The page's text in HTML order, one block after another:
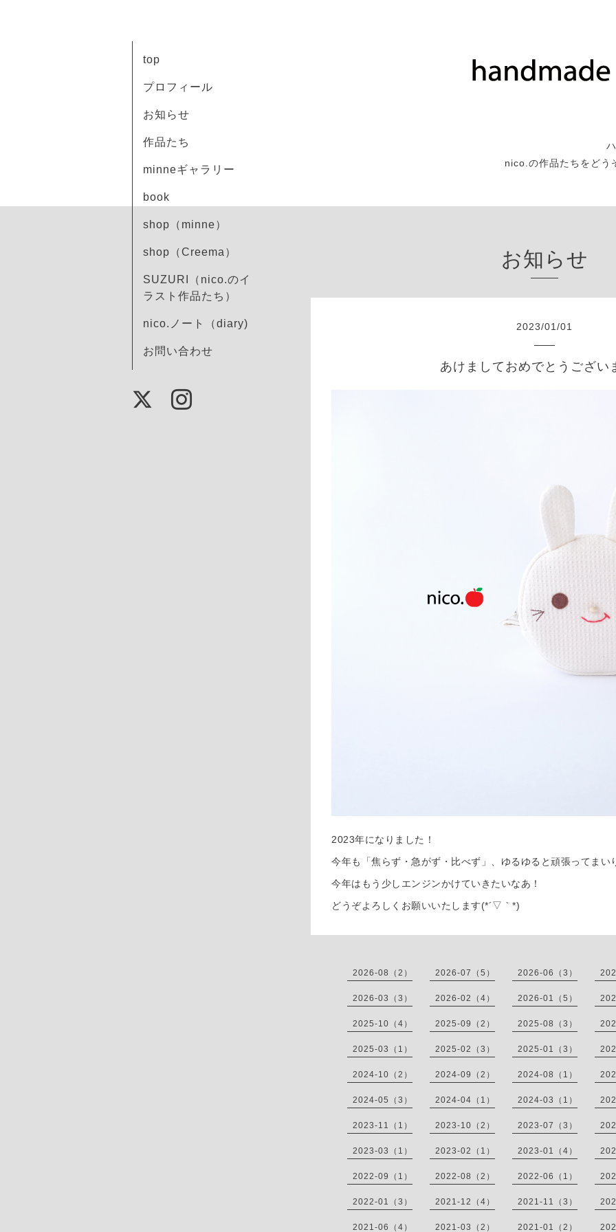
nico.の作品たちをどう
top
プロフィール
お知らせ
作品たち
minneギャラリー
book
shop（minne）
shop（Creema）
SUZURI（nico.のイ
ラスト作品たち）
nico.ノート（diary)
お問い合わせ
お知らせ
2023/01 /01
あけましておめでとうござい
2023年になりました！
今年も「焦らず・急がず・比べず」、ゆるゆると頑張ってまい
今年はもう少しエンジンかけていきたいなあ！
どうぞよろしくお願いいたします(*´▽｀*)
2026-08（2） 2026-07（5） 2026-06（3）
2026-03（3） 2026-02（4） 2026-01（5）
2025-10（4） 2025-09（2） 2025-08（3）
2025-03（1） 2025-02（3） 2025-01（3）
2024-10（2） 2024-09（2） 2024-08（1）
2024-05（3） 2024-04（1） 2024-03（1）
2023-11（1） 2023-10（2） 2023-07（3）
2023-03（1） 2023-02（1） 2023-01（4）
2022-09（1） 2022-08（2） 2022-06（1）
2022-01（3） 2021-12（4） 2021-11（3）
2021-06（4） 2021-03（2） 2021-01（2）